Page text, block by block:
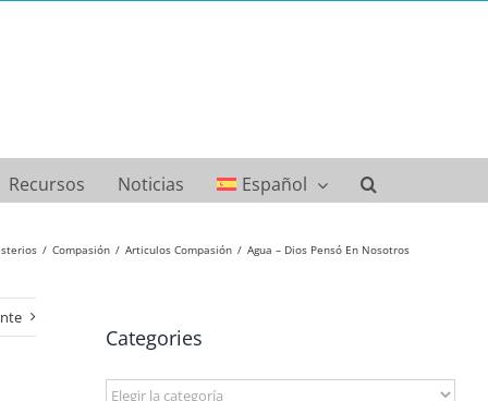
Recursos Noticias Español
Compasión Articulos Compasión Agua – Dios Pensó En Nosotros
Categories
Categories